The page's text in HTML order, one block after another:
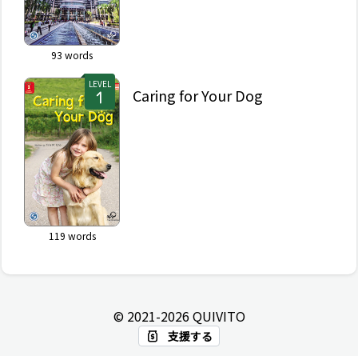
93 words
LEVEL
119 words
Caring for Your Dog
© 2021-2026QUIVITO
支援する